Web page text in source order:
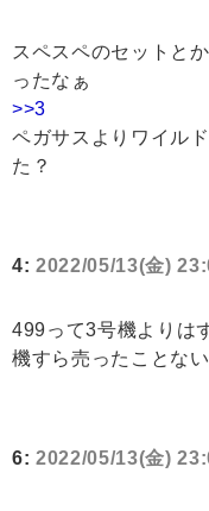
スペスペのセットと
ったなぁ
>>3
ペガサスよりワイル
た？
4: 2022/05/13(金)
499って3号機よりは
機すら売ったことな
6: 2022/05/13(金)